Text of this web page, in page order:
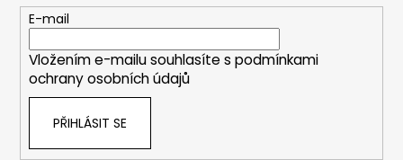
E-mail
Vložením e-mailu souhlasíte s podmínkami
ochrany osobních údajů
PŘIHLÁSIT SE